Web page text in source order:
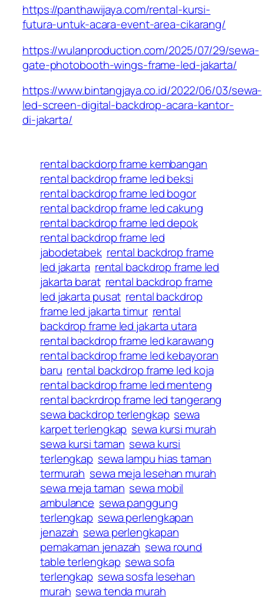
https://panthawijaya.com/rental-kursi-
futura-untuk-acara-event-area-cikarang/
https://wulanproduction.com/2025/07/29/sewa-
gate-photobooth-wings-frame-led-jakarta/
https://www.bintangjaya.co.id/2022/06/03/sewa-
led-screen-digital-backdrop-acara-kantor-
di-jakarta/
rental backdorp frame kembangan
rental backdrop frame led beksi
rental backdrop frame led bogor
rental backdrop frame led cakung
rental backdrop frame led depok
rental backdrop frame led
jabodetabek rental backdrop frame
led jakarta rental backdrop frame led
jakarta barat rental backdrop frame
led jakarta pusat rental backdrop
frame led jakarta timur rental
backdrop frame led jakarta utara
rental backdrop frame led karawang
rental backdrop frame led kebayoran
baru rental backdrop frame led koja
rental backdrop frame led menteng
rental backrdrop frame led tangerang
sewa backdrop terlengkap sewa
karpet terlengkap sewa kursi murah
sewa kursi taman sewa kursi
terlengkap sewa lampu hias taman
termurah sewa meja lesehan murah
sewa meja taman sewa mobil
ambulance sewa panggung
terlengkap sewa perlengkapan
jenazah sewa perlengkapan
pemakaman jenazah sewa round
table terlengkap sewa sofa
terlengkap sewa sosfa lesehan
murah sewa tenda murah